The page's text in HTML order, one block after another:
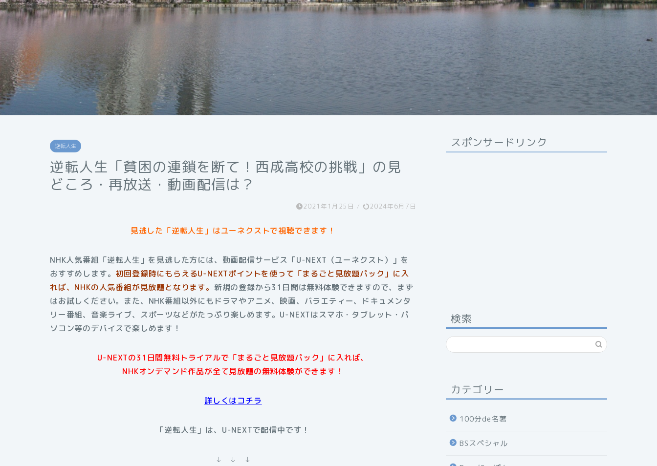
逆転人生
逆転人生「貧困の連鎖を断て！西成高校の挑戦」の見
どころ・再放送・動画配信は？
2021年1月25日 / 2024年6月7日
見逃した「逆転人生」はユーネクストで視聴できます！
NHK人気番組「逆転人生」を見逃した方には、動画配信サービス「U-NEXT（ユーネクスト）」を
おすすめします。 初回登録時にもらえるU-NEXTポイントを使って「まるごと見放題パック」に入
れば、NHKの人気番組が見放題となります。 新規の登録から31日間は無料体験できますので、まず
はお試しください。また、NHK番組以外にもドラマやアニメ、映画、バラエティー、ドキュメンタ
リー番組、音楽ライブ、スポーツなどがたっぷり楽しめます。U-NEXTはスマホ・タブレット・パ
ソコン等のデバイスで楽しめます！
U-NEXTの31日間無料トライアルで「まるごと見放題パック」に入れば、
NHKオンデマンド作品が全て見放題の無料体験ができます！
詳しくはコチラ
「逆転人生」は、U-NEXTで配信中です！
↓ ↓ ↓
スポンサードリンク
検索
カテゴリー
100分de名著
BSスペシャル